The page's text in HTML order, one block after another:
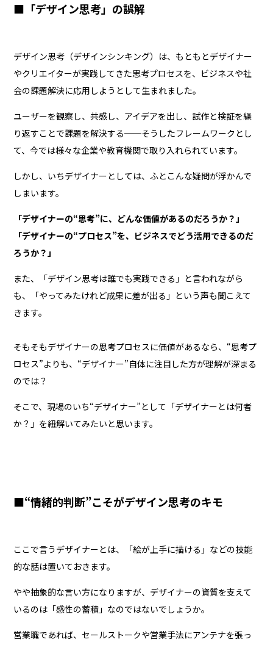
■「デザイン思考」の誤解
デザイン思考（デザインシンキング）は、もともとデザイナー
やクリエイターが実践してきた思考プロセスを、ビジネスや社
会の課題解決に応用しようとして生まれました。
ユーザーを観察し、共感し、アイデアを出し、試作と検証を繰
り返すことで課題を解決する──そうしたフレームワークとし
て、今では様々な企業や教育機関で取り入れられています。
しかし、いちデザイナーとしては、ふとこんな疑問が浮かんで
しまいます。
「デザイナーの“思考”に、どんな価値があるのだろうか？」
「デザイナーの“プロセス”を、ビジネスでどう活用できるのだ
ろうか？」
また、「デザイン思考は誰でも実践できる」と言われながら
も、「やってみたけれど成果に差が出る」という声も聞こえて
きます。
そもそもデザイナーの思考プロセスに価値があるなら、“思考プ
ロセス”よりも、“デザイナー”自体に注目した方が理解が深まる
のでは？
そこで、現場のいち“デザイナー”として「デザイナーとは何者
か？」を紐解いてみたいと思います。
■“情緒的判断”こそがデザイン思考のキモ
ここで言うデザイナーとは、「絵が上手に描ける」などの技能
的な話は置いておきます。
やや抽象的な言い方になりますが、デザイナーの資質を支えて
いるのは「感性の蓄積」なのではないでしょうか。
営業職であれば、セールストークや営業手法にアンテナを張っ